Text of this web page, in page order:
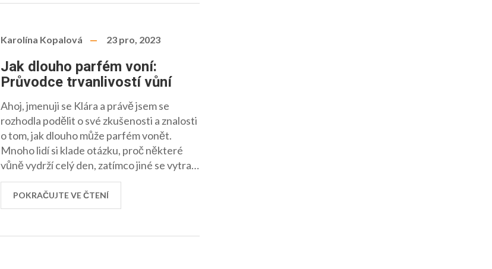
Karolína Kopalová 23 pro, 2023
Jak dlouho parfém voní:
Průvodce trvanlivostí vůní
Ahoj, jmenuji se Klára a právě jsem se
rozhodla podělit o své zkušenosti a znalosti
o tom, jak dlouho může parfém vonět.
Mnoho lidí si klade otázku, proč některé
vůně vydrží celý den, zatímco jiné se vytratí
po několika hodinách. V mé dnešním postu
se dozvíte, jak faktory jako typ pokožky,
složení parfému a způsob aplikace ovlivňují
poskytnu tipy, jak prodloužit dobu, po
POKRAČUJTE VE ČTENÍ